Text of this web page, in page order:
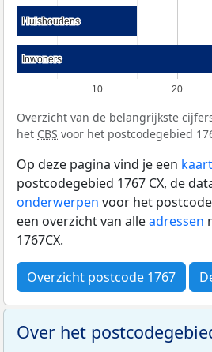
10 20
Huishoudens
Huishoudens
Inwoners
Inwoners
Overzicht van de belangrijkste
het CBS voor het postcodegebied
Op deze pagina vind je een kaart
postcodegebied 1767 CX, de
onderwerpen voor het
een overzicht van alleadressen
1767CX.
Overzicht postcode 1767
Over het